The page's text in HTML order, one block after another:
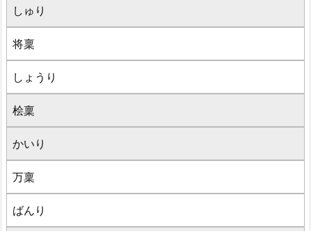
しゅり
将稟
しょうり
桧稟
かいり
万稟
ばんり